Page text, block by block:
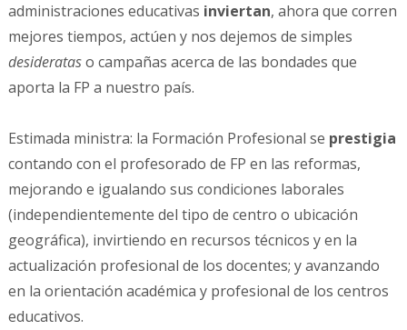
administraciones educativas inviertan, ahora que corren
mejores tiempos, actúen y nos dejemos de simples
desiderataso campañas acerca de las bondades que
aporta la FP a nuestro país.
Estimada ministra: la Formación Profesional se prestigia
contando con el profesorado de FP en las reformas,
mejorando e igualando sus condiciones laborales
(independientemente del tipo de centro o ubicación
geográfica), invirtiendo en recursos técnicos y en la
actualización profesional de los docentes; y avanzando
en la orientación académica y profesional de los centros
educativos.